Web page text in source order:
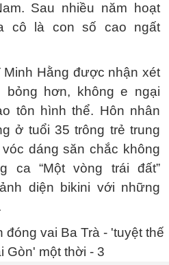
Sau nhiều năm hoạt
cô là con số cao ngất
Hằng được nhận xét
bỏng hơn, không e ngại
tôn hình thể. Hôn nhân
ở tuổi 35 trông trẻ trung
dáng săn chắc không
ca “Một vòng trái đất”
diện bikini với những